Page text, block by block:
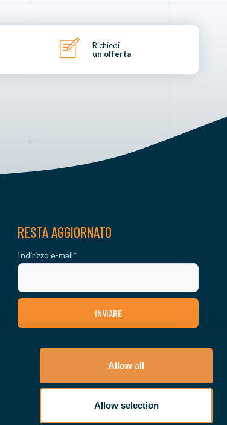
Allow all
Allow selection
Richiedi
un offerta
RESTA AGGIORNATO
Indirizzo e-mail*